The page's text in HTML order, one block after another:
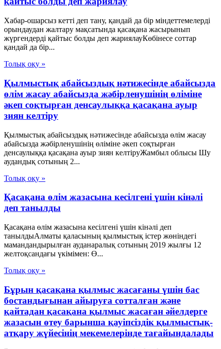
Хабар-ошарсыз кетті деп тану, қандай да бір міндеттемелерді
орындаудан жалтару мақсатында қасақана жасырынып
жүргендерді қайтыс болды деп жариялауКөбінесе соттар
қандай да бір...
Толық оқу »
Қылмыстық абайсыздық нәтижесінде абайсызда
өлім жасау абайсызда жәбірленушінің өліміне
әкеп соқтырған денсаулыққа қасақана ауыр
зиян келтіру
Қылмыстық абайсыздық нәтижесінде абайсызда өлім жасау
абайсызда жәбірленушінің өліміне әкеп соқтырған
денсаулыққа қасақана ауыр зиян келтіруЖамбыл облысы Шу
аудандық сотының 2...
Толық оқу »
Қасақана өлім жазасына кесілгені үшін кінәлі
деп танылды
Қасақана өлім жазасына кесілгені үшін кінәлі деп
танылдыАлматы қаласының қылмыстық істер жөніндегі
мамандандырылған ауданаралық сотының 2019 жылғы 12
желтоқсандағы үкімімен: Ө...
Толық оқу »
Бұрын қасақана қылмыс жасағаны үшін бас
бостандығынан айыруға сотталған және
қайтадан қасақана қылмыс жасаған әйелдерге
жазасын өтеу барынша қауіпсіздік қылмыстық-
атқару жүйесінің мекемелерінде тағайындалады